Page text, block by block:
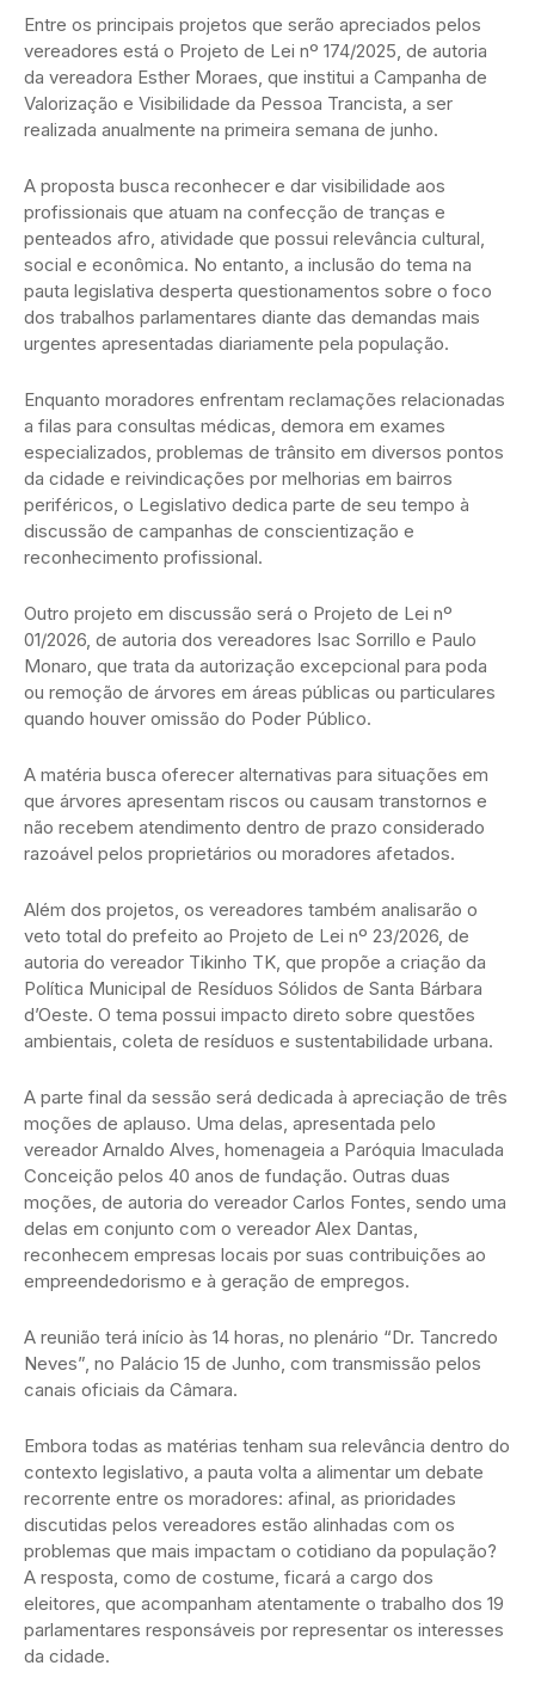
Entre os principais projetos que serão apreciados pelos
vereadores está o Projeto de Lei nº 174/2025, de autoria
da vereadora Esther Moraes, que institui a Campanha de
Valorização e Visibilidade da Pessoa Trancista, a ser
realizada anualmente na primeira semana de junho.
A proposta busca reconhecer e dar visibilidade aos
profissionais que atuam na confecção de tranças e
penteados afro, atividade que possui relevância cultural,
social e econômica. No entanto, a inclusão do tema na
pauta legislativa desperta questionamentos sobre o foco
dos trabalhos parlamentares diante das demandas mais
urgentes apresentadas diariamente pela população.
Enquanto moradores enfrentam reclamações relacionadas
a filas para consultas médicas, demora em exames
especializados, problemas de trânsito em diversos pontos
da cidade e reivindicações por melhorias em bairros
periféricos, o Legislativo dedica parte de seu tempo à
discussão de campanhas de conscientização e
reconhecimento profissional.
Outro projeto em discussão será o Projeto de Lei nº
01/2026, de autoria dos vereadores Isac Sorrillo e Paulo
Monaro, que trata da autorização excepcional para poda
ou remoção de árvores em áreas públicas ou particulares
quando houver omissão do Poder Público.
A matéria busca oferecer alternativas para situações em
que árvores apresentam riscos ou causam transtornos e
não recebem atendimento dentro de prazo considerado
razoável pelos proprietários ou moradores afetados.
Além dos projetos, os vereadores também analisarão o
veto total do prefeito ao Projeto de Lei nº 23/2026, de
autoria do vereador Tikinho TK, que propõe a criação da
Política Municipal de Resíduos Sólidos de Santa Bárbara
d’Oeste. O tema possui impacto direto sobre questões
ambientais, coleta de resíduos e sustentabilidade urbana.
A parte final da sessão será dedicada à apreciação de três
moções de aplauso. Uma delas, apresentada pelo
vereador Arnaldo Alves, homenageia a Paróquia Imaculada
Conceição pelos 40 anos de fundação. Outras duas
moções, de autoria do vereador Carlos Fontes, sendo uma
delas em conjunto com o vereador Alex Dantas,
reconhecem empresas locais por suas contribuições ao
empreendedorismo e à geração de empregos.
A reunião terá início às 14 horas, no plenário “Dr. Tancredo
Neves”, no Palácio 15 de Junho, com transmissão pelos
canais oficiais da Câmara.
Embora todas as matérias tenham sua relevância dentro do
contexto legislativo, a pauta volta a alimentar um debate
recorrente entre os moradores: afinal, as prioridades
discutidas pelos vereadores estão alinhadas com os
problemas que mais impactam o cotidiano da população?
A resposta, como de costume, ficará a cargo dos
eleitores, que acompanham atentamente o trabalho dos 19
parlamentares responsáveis por representar os interesses
da cidade.